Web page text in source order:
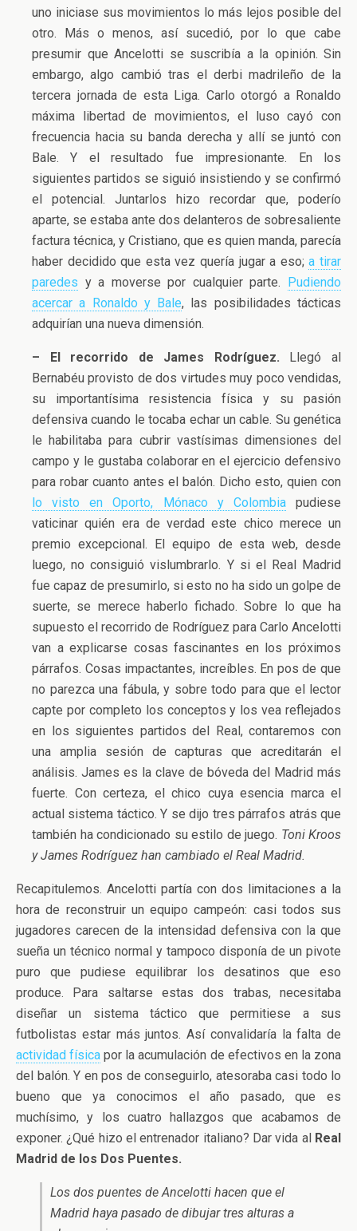
uno iniciase sus movimientos lo más lejos posible del
otro. Más o menos, así sucedió, por lo que cabe
presumir que Ancelotti se suscribía a la opinión. Sin
embargo, algo cambió tras el derbi madrileño de la
tercera jornada de esta Liga. Carlo otorgó a Ronaldo
máxima libertad de movimientos, el luso cayó con
frecuencia hacia su banda derecha y allí se juntó con
Bale. Y el resultado fue impresionante. En los
siguientes partidos se siguió insistiendo y se confirmó
el potencial. Juntarlos hizo recordar que, poderío
aparte, se estaba ante dos delanteros de sobresaliente
factura técnica, y Cristiano, que es quien manda, parecía
haber decidido que esta vez quería jugar a eso;a tirar
paredes y a moverse por cualquier parte. Pudiendo
acercar a Ronaldo y Bale, las posibilidades tácticas
adquirían una nueva dimensión.
– El recorrido de James Rodríguez. Llegó al
Bernabéu provisto de dos virtudes muy poco vendidas,
su importantísima resistencia física y su pasión
defensiva cuando le tocaba echar un cable. Su genética
le habilitaba para cubrir vastísimas dimensiones del
campo y le gustaba colaborar en el ejercicio defensivo
para robar cuanto antes el balón. Dicho esto, quien con
lo visto en Oporto, Mónaco y Colombiapudiese
vaticinar quién era de verdad este chico merece un
premio excepcional. El equipo de esta web, desde
luego, no consiguió vislumbrarlo. Y si el Real Madrid
fue capaz de presumirlo, si esto no ha sido un golpe de
suerte, se merece haberlo fichado. Sobre lo que ha
supuesto el recorrido de Rodríguez para Carlo Ancelotti
van a explicarse cosas fascinantes en los próximos
párrafos. Cosas impactantes, increíbles. En pos de que
no parezca una fábula, y sobre todo para que el lector
capte por completo los conceptos y los vea reflejados
en los siguientes partidos del Real, contaremos con
una amplia sesión de capturas que acreditarán el
análisis. James es la clave de bóveda del Madrid más
fuerte. Con certeza, el chico cuya esencia marca el
actual sistema táctico. Y se dijo tres párrafos atrás que
también ha condicionado su estilo de juego. Toni Kroos
y James Rodríguez han cambiado el Real Madrid.
Recapitulemos. Ancelotti partía con dos limitaciones a la
hora de reconstruir un equipo campeón: casi todos sus
jugadores carecen de la intensidad defensiva con la que
sueña un técnico normal y tampoco disponía de un pivote
puro que pudiese equilibrar los desatinos que eso
produce. Para saltarse estas dos trabas, necesitaba
diseñar un sistema táctico que permitiese a sus
futbolistas estar más juntos. Así convalidaría la falta de
actividad física por la acumulación de efectivos en la zona
del balón. Y en pos de conseguirlo, atesoraba casi todo lo
bueno que ya conocimos el año pasado, que es
muchísimo, y los cuatro hallazgos que acabamos de
exponer. ¿Qué hizo el entrenador italiano? Dar vida alReal
Madrid de los Dos Puentes.
Los dos puentes de Ancelotti hacen que el
Madrid haya pasado de dibujar tres alturas a